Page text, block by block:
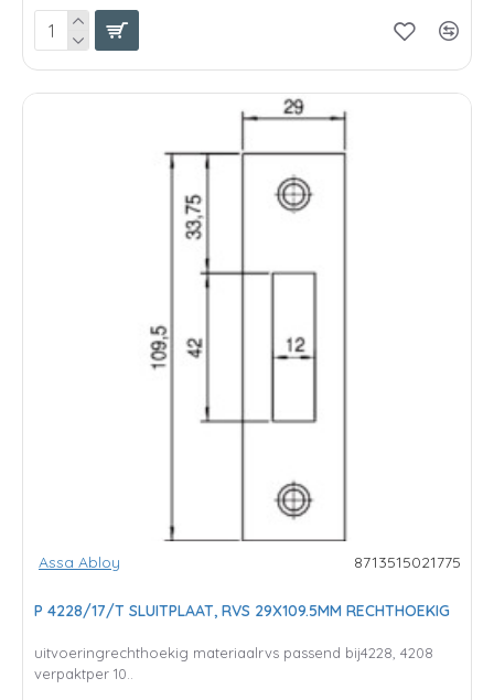
Assa Abloy 8713515021775
P 4228/17/T SLUITPLAAT, RVS 29X109.5MM RECHTHOEKIG
uitvoeringrechthoekig materiaalrvs passend bij4228, 4208
verpaktper 10..